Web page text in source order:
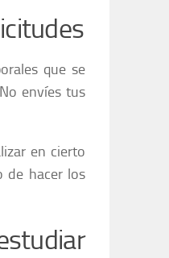
que se
envíes tus
en cierto
de hacer los